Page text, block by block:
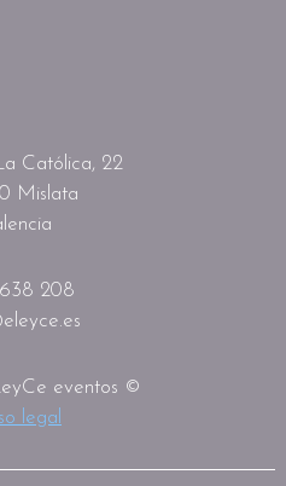
Católica, 22
Mislata
208
eventos ©
legal